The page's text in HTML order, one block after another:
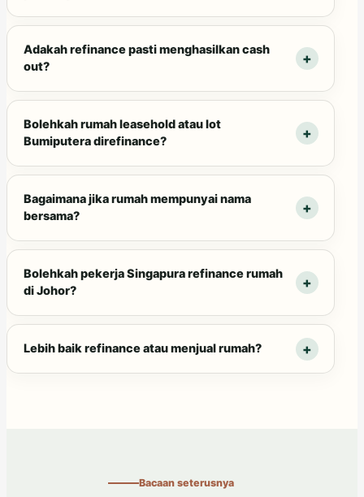
Adakah refinance pasti menghasilkan cash
out?
Bolehkah rumah leasehold atau lot
Bumiputera direfinance?
Bagaimana jika rumah mempunyai nama
bersama?
Bolehkah pekerja Singapura refinance rumah
di Johor?
Lebih baik refinance atau menjual rumah?
Bacaan seterusnya